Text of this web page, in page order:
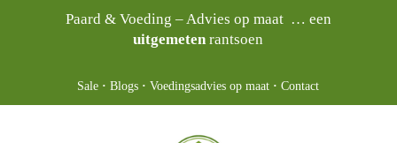
Paard & Voeding – Advies op maat … een
uitgemetenrantsoen
Sale ·Blogs ·Voedingsadvies op maat ·Contact